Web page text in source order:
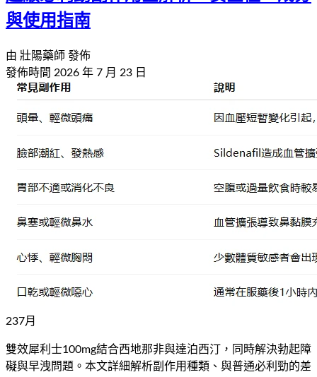
與使用指南
由 壯陽藥師 發佈
發佈時間 2026 年 7 月 23 日
237月
雙效犀利士100mg結合西地那非與達泊西汀，同時解決勃起障
礙與早洩問題。本文詳細解析副作用種類、與普通必利勁的差